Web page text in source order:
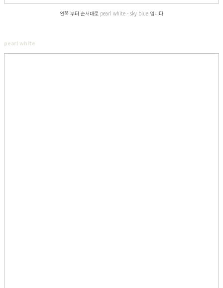
왼쪽 부터 순서대로 pearl white - sky blue 입니다
pearl white